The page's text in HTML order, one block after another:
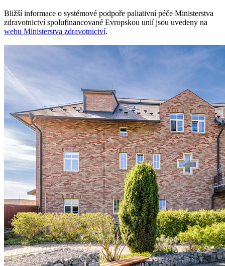
Bližší informace o systémové podpoře paliativní péče Ministerstva
zdravotnictví spolufinancované Evropskou unií jsou uvedeny na
webu Ministerstva zdravotnictví.